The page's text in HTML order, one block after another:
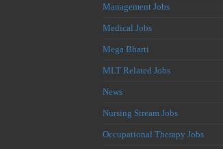
Management Jobs
Medical Jobs
Mega Bharti
MLT Related Jobs
News
Nursing Stream Jobs
Occupational Therapy Jobs